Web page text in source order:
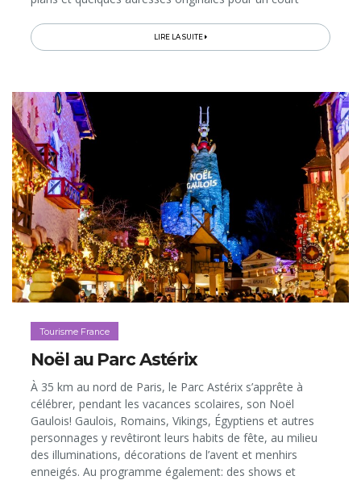
LIRE LA SUITE
Tourisme France
Noël au Parc Astérix
À 35 km au nord de Paris, le Parc Astérix s’apprête à
célébrer, pendant les vacances scolaires, son Noël
Gaulois! Gaulois, Romains, Vikings, Égyptiens et autres
personnages y revêtiront leurs habits de fête, au milieu
des illuminations, décorations de l’avent et menhirs
enneigés. Au programme également: des shows et